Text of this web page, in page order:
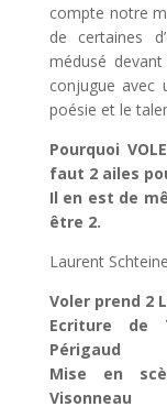
compte notre
de certaines
médusé
conjugue avec
poésie et le
Pourquoi
faut 2 ailes
Il en est de
être 2.
Laurent
Voler prend 2 L
Ecriture de
Périgaud
Mise en
Visonneau